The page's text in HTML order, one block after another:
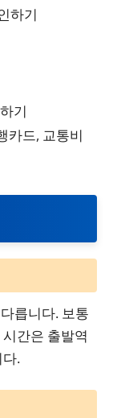
하기
기
카드, 교통비
릅니다. 보통
간은 출발역
.